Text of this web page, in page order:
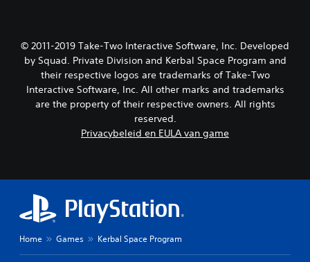
© 2011-2019 Take-Two Interactive Software, Inc. Developed
by Squad. Private Division and Kerbal Space Program and
their respective logos are trademarks of Take-Two
Interactive Software, Inc. All other marks and trademarks
are the property of their respective owners. All rights
reserved.
Privacybeleid en EULA van game
Home Games Kerbal Space Program